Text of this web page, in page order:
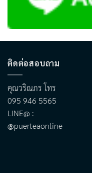
ติดต่อสอบถาม
คุณวริณภร โทร
095 946 5565
LINE@ :
@puerteaonline